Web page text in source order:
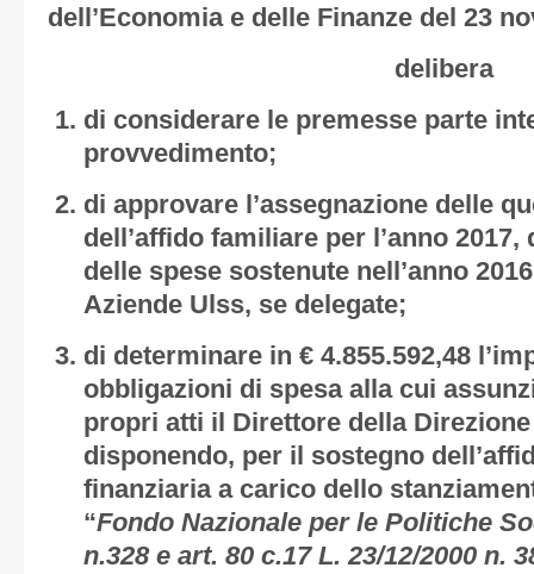
dell’Economia e delle Finanze del 23
delibera
di considerare le premesse parte
provvedimento;
di approvare l’assegnazione delle
dell’affido familiare per l’anno
delle spese sostenute nell’anno
Aziende Ulss, se delegate;
di determinare in € 4.855.592,48
obbligazioni di spesa alla cui
propri atti il Direttore della
disponendo, per il sostegno
finanziaria a carico dello
“Fondo Nazionale per le Politiche
n.328 e art. 80 c.17 L. 23/12/2000 n.